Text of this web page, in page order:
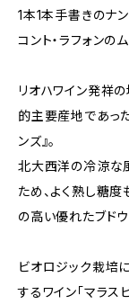
1本1本手書きのナン
コント・ラフォン
リオハワイン発祥
的主要産地であっ
ンズ』。
北大西洋の冷涼な
ため、よく熟し糖
の高い優れたブドウ
ビオロジック栽培
するワイン「マラス